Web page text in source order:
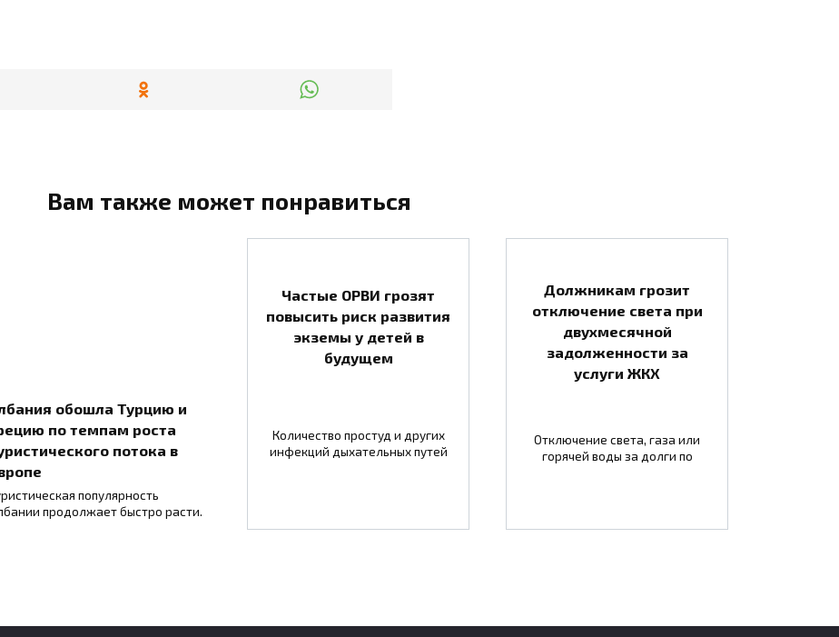
Вам также может понравиться
обошла Турцию и
по темпам роста
потока в
популярность
продолжает быстро расти.
Частые ОРВИ грозят
повысить риск развития
экземы у детей в
будущем
Количество простуд и других
инфекций дыхательных путей
Должникам грозит
отключение света при
двухмесячной
задолженности за
услуги ЖКХ
Отключение света, газа или
горячей воды за долги по